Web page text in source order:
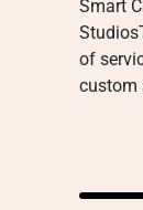
Smart
of
custom